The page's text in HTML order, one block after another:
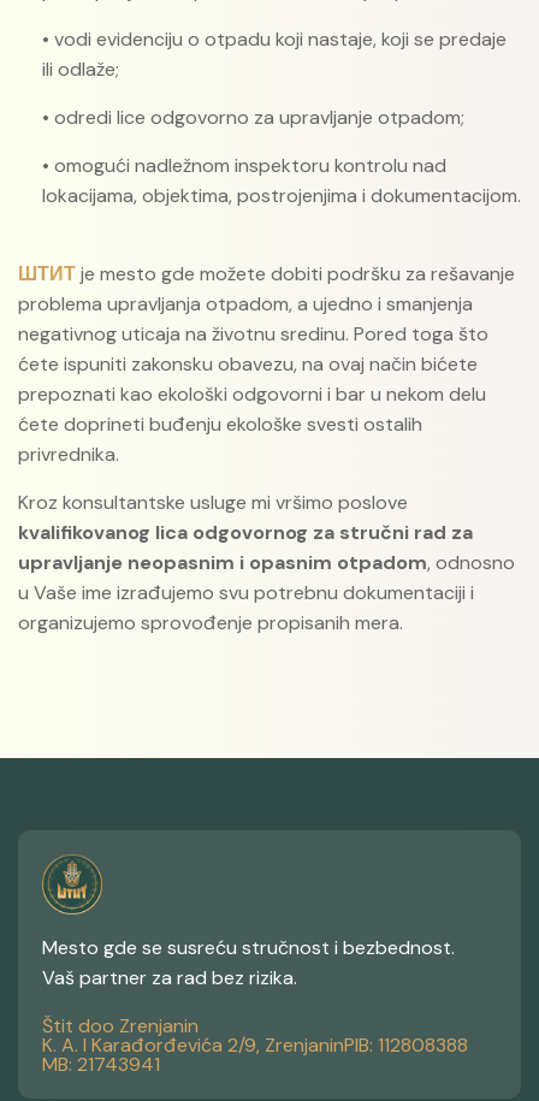
• vodi evidenciju o otpadu koji nastaje, koji se predaje
ili odlaže;
• odredi lice odgovorno za upravljanje otpadom;
• omogući nadležnom inspektoru kontrolu nad
lokacijama, objektima, postrojenjima i dokumentacijom.
ШТИТje mesto gde možete dobiti podršku za rešavanje
problema upravljanja otpadom, a ujedno i smanjenja
negativnog uticaja na životnu sredinu. Pored toga što
ćete ispuniti zakonsku obavezu, na ovaj način bićete
prepoznati kao ekološki odgovorni i bar u nekom delu
ćete doprineti buđenju ekološke svesti ostalih
privrednika.
Kroz konsultantske usluge mi vršimo poslove
kvalifikovanog lica odgovornog za stručni rad za
upravljanje neopasnim i opasnim otpadom, odnosno
u Vaše ime izrađujemo svu potrebnu dokumentaciji i
organizujemo sprovođenje propisanih mera.
Mesto gde se susreću stručnost i bezbednost.
Vaš partner za rad bez rizika.
Štit doo Zrenjanin
K. A. I Karađorđevića 2/9, ZrenjaninPIB: 112808388
MB: 21743941